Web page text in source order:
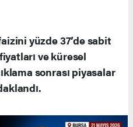
yüzde 37’de sabit
ve küresel
sonrası piyasalar